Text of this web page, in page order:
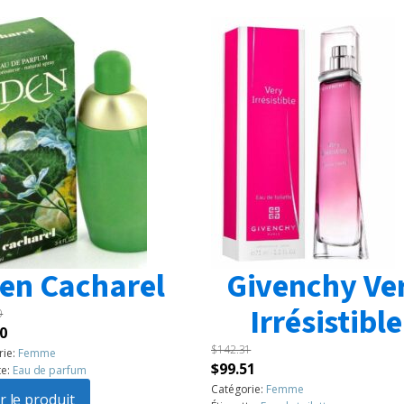
Cacharel
Le
prix
actuel
est :
Femme
Eau de parfum
le produit
Givenchy
Irrésistible
$142.31
Le
prix
$99.51
prix
Catégorie: Femme